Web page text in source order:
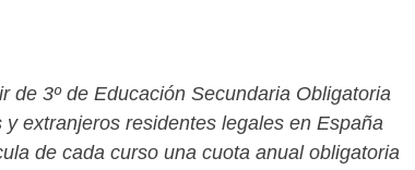
de 3º de Educación Secundaria Obligatoria
extranjeros residentes legales en España
de cada curso una cuota anual obligatoria